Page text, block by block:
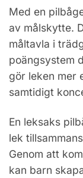
Med en
av målskytte.
måltavla i
poängsystem
gör leken mer
samtidigt
En leksaks
lek
Genom att
kan barn